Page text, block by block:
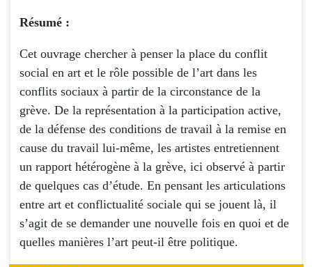
Résumé :
Cet ouvrage chercher à penser la place du conflit
social en art et le rôle possible de l’art dans les
conflits sociaux à partir de la circonstance de la
grève. De la représentation à la participation active,
de la défense des conditions de travail à la remise en
cause du travail lui-même, les artistes entretiennent
un rapport hétérogène à la grève, ici observé à partir
de quelques cas d’étude. En pensant les articulations
entre art et conflictualité sociale qui se jouent là, il
s’agit de se demander une nouvelle fois en quoi et de
quelles manières l’art peut-il être politique.